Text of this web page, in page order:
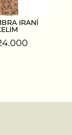
IRANÍ